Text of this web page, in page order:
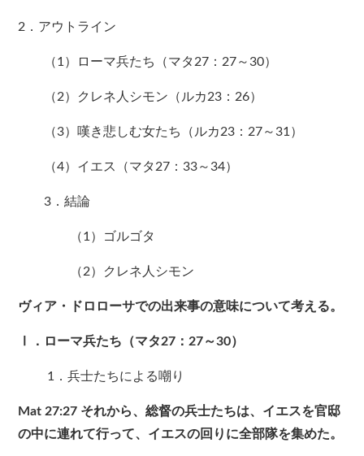
2．アウトライン
（1）ローマ兵たち（マタ27：27～30）
（2）クレネ人シモン（ルカ23：26）
（3）嘆き悲しむ女たち（ルカ23：27～31）
（4）イエス（マタ27：33～34）
3．結論
（1）ゴルゴタ
（2）クレネ人シモン
ヴィア・ドロローサでの出来事の意味について考える。
Ⅰ．ローマ兵たち（マタ27：27～30）
1．兵士たちによる嘲り
Mat 27:27 それから、総督の兵士たちは、イエスを官邸
の中に連れて行って、イエスの回りに全部隊を集めた。